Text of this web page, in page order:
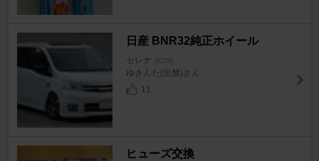
日産 BNR32純正ホイール
セレナ [C25]
ゆきんた(出禁)さん
11
ヒューズ交換